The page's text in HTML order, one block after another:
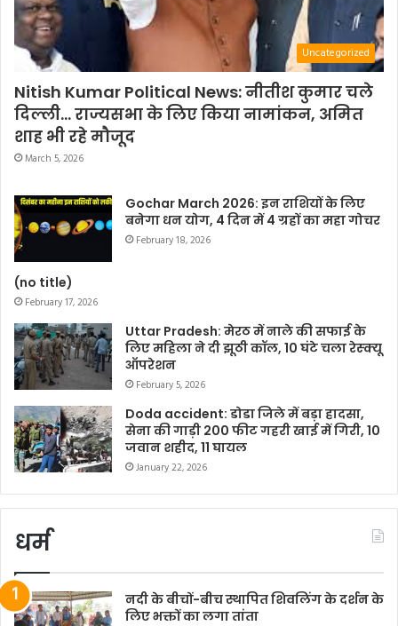
Uncategorized
Nitish Kumar Political News: नीतीश कुमार चले
दिल्ली… राज्यसभा के लिए किया नामांकन, अमित
शाह भी रहे मौजूद
March 5, 2026
Gochar March 2026: इन राशियों के लिए
बनेगा धन योग, 4 दिन में 4 ग्रहों का महा गोचर
February 18, 2026
(no title)
February 17, 2026
Uttar Pradesh: मेरठ में नाले की सफाई के
लिए महिला ने दी झूठी कॉल, 10 घंटे चला रेस्क्यू
ऑपरेशन
February 5, 2026
Doda accident: डोडा जिले में बड़ा हादसा,
सेना की गाड़ी 200 फीट गहरी खाई में गिरी, 10
जवान शहीद, 11 घायल
January 22, 2026
धर्म
नदी के बीचों-बीच स्थापित शिवलिंग के दर्शन के
लिए भक्तों का लगा तांता